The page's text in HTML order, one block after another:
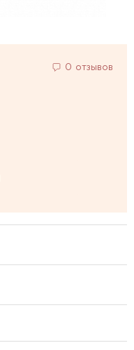
0 отзывов